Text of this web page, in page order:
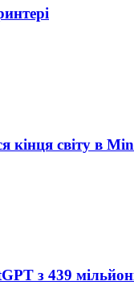
кінця світу в
з 439